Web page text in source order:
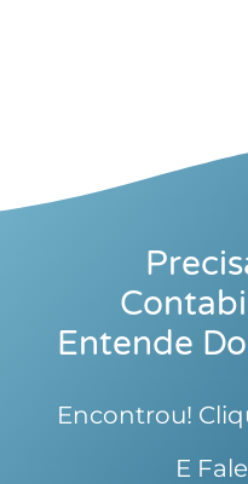
Entende
Encontrou!
E